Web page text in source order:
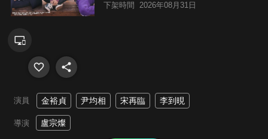
下架時間 2026年08月31日
演員 金裕貞 尹均相 宋再臨 李到晛
導演 盧宗燦